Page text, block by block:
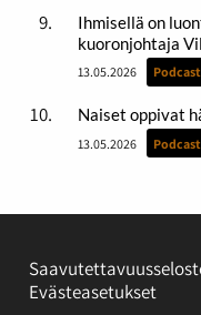
Ihmisellä on
kuoronjohtaja
13.05.2026
Naiset oppivat
13.05.2026
Evästeasetukset